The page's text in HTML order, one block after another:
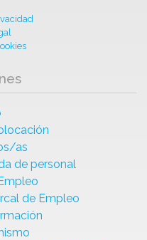
as
de personal
de Empleo